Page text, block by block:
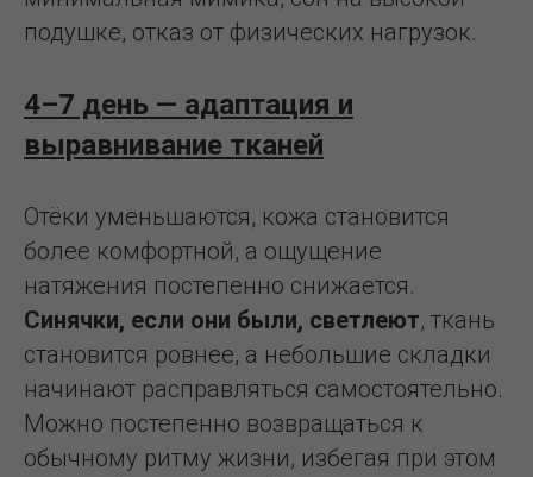
подушке, отказ от физических нагрузок.
4–7 день — адаптация и
выравнивание тканей
Отёки уменьшаются, кожа становится
более комфортной, а ощущение
натяжения постепенно снижается.
Синячки, если они были, светлеют, ткань
становится ровнее, а небольшие складки
начинают расправляться самостоятельно.
Можно постепенно возвращаться к
обычному ритму жизни, избегая при этом